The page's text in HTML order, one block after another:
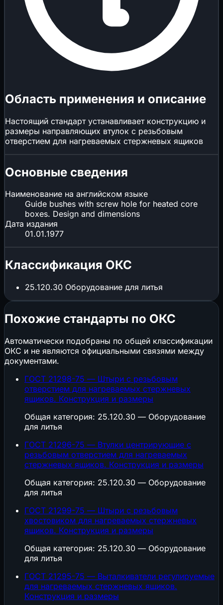
Область применения и описание
Настоящий стандарт устанавливает конструкцию и
размеры направляющих втулок с резьбовым
отверстием для нагреваемых стержневых ящиков
Основные сведения
Наименование на английском языке
Guide bushes with screw hole for heated core
boxes. Design and dimensions
Дата издания
01.01.1977
Классификация ОКС
25.120.30 Оборудование для литья
Похожие стандарты по ОКС
Автоматически подобраны по общей классификации
ОКС и не являются официальными связями между
документами.
ГОСТ 21298-75 — Штыри с резьбовым
отверстием для нагреваемых стержневых
ящиков. Конструкция и размеры
Общая категория: 25.120.30 — Оборудование
для литья
ГОСТ 21296-75 — Втулки центрирующие с
резьбовым отверстием для нагреваемых
стержневых ящиков. Конструкция и размеры
Общая категория: 25.120.30 — Оборудование
для литья
ГОСТ 21299-75 — Штыри с резьбовым
хвостовиком для нагреваемых стержневых
ящиков. Конструкция и размеры
Общая категория: 25.120.30 — Оборудование
для литья
ГОСТ 21295-75 — Выталкиватели регулируемые
для нагреваемых стержневых ящиков.
Конструкция и размеры